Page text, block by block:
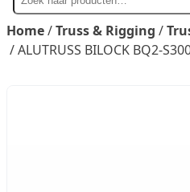
naar
Home/Truss & Rigging /
/ ALUTRUSS BILOCK BQ2-